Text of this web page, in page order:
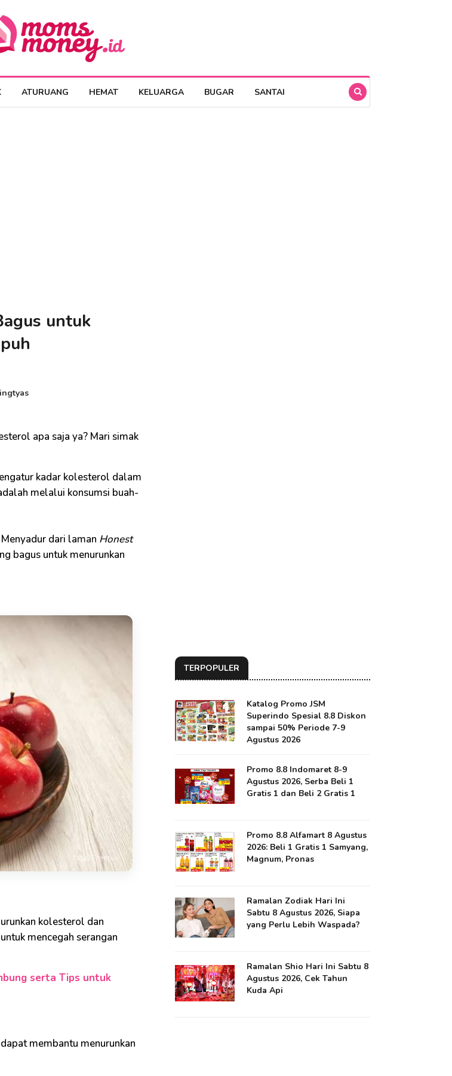
ATURUANG HEMAT KELUARGA BUGAR SANTAI
untuk
apa saja ya? Mari simak
kadar kolesterol dalam
melalui konsumsi buah-
dari laman Honest
bagus untuk menurunkan
kolesterol dan
mencegah serangan
serta Tips untuk
membantu menurunkan
TERPOPULER
Katalog Promo JSM
Superindo Spesial 8.8 Diskon
sampai 50% Periode 7-9
Agustus 2026
Promo 8.8 Indomaret 8-9
Agustus 2026, Serba Beli 1
Gratis 1 dan Beli 2 Gratis 1
Promo 8.8 Alfamart 8 Agustus
2026: Beli 1 Gratis 1 Samyang,
Magnum, Pronas
Ramalan Zodiak Hari Ini
Sabtu 8 Agustus 2026, Siapa
yang Perlu Lebih Waspada?
Ramalan Shio Hari Ini Sabtu 8
Agustus 2026, Cek Tahun
Kuda Api